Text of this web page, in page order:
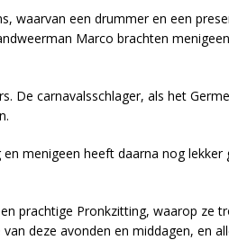
waarvan een drummer en een
Marco brachten
De carnavalsschlager, als het
menigeen heeft daarna nog lekker
prachtige Pronkzitting, waarop ze
deze avonden en middagen, en